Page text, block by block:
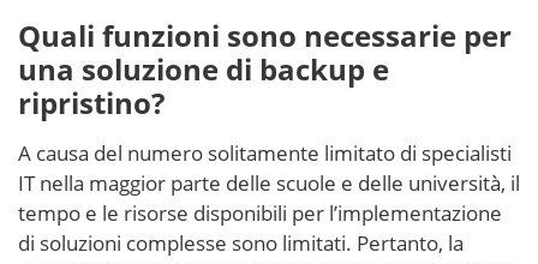
Quali funzioni sono necessarie per
una soluzione di backup e
ripristino?
A causa del numero solitamente limitato di specialisti
IT nella maggior parte delle scuole e delle università, il
tempo e le risorse disponibili per l’implementazione
di soluzioni complesse sono limitati. Pertanto, la